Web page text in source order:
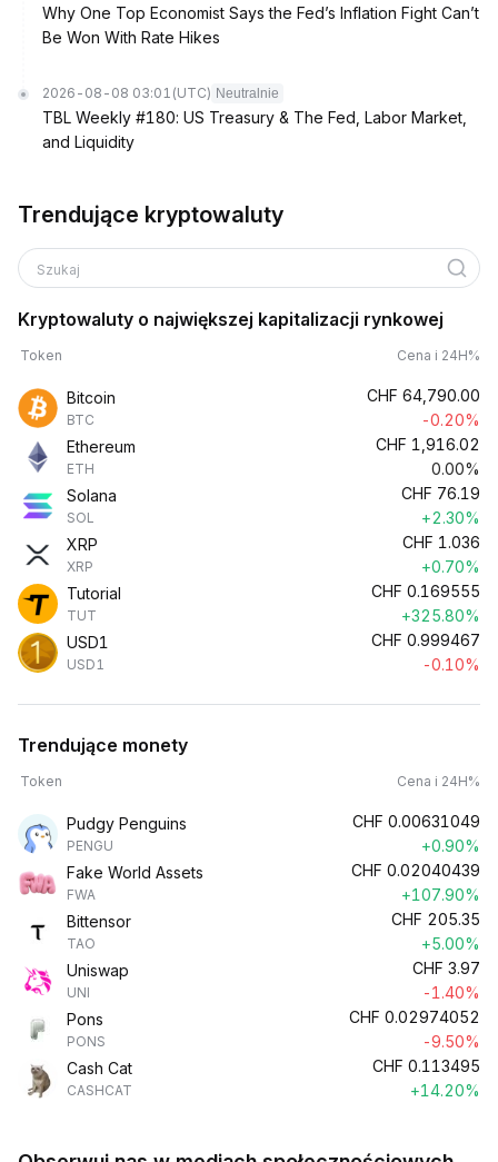
Why One Top Economist Says the Fed’s Inflation Fight Can’t
Be Won With Rate Hikes
2026-08-08 03:01 (UTC) Neutralnie
TBL Weekly #180: US Treasury & The Fed, Labor Market,
and Liquidity
Trendujące kryptowaluty
Szukaj
Kryptowaluty o największej kapitalizacji rynkowej
Token Cena i 24H%
Bitcoin
BTC
CHF 64,790.00
-0.20%
Ethereum
ETH
CHF 1,916.02
0.00%
Solana
SOL
CHF 76.19
+2.30%
XRP
XRP
CHF 1.036
+0.70%
Tutorial
TUT
CHF 0.169555
+325.80%
USD1
USD1
CHF 0.999467
-0.10%
Trendujące monety
Token Cena i 24H%
Pudgy Penguins
PENGU
CHF 0.00631049
+0.90%
Fake World Assets
FWA
CHF 0.02040439
+107.90%
Bittensor
TAO
CHF 205.35
+5.00%
Uniswap
UNI
CHF 3.97
-1.40%
Pons
PONS
CHF 0.02974052
-9.50%
Cash Cat
CASHCAT
CHF 0.113495
+14.20%